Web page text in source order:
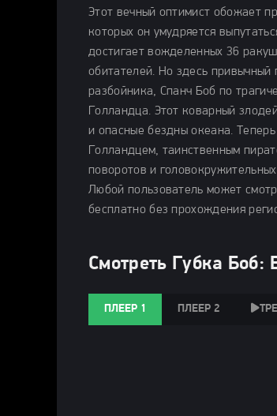
Этот вечный оптимист обожает
которых он умудряется
достигает вожделенных 36
обитателей. Но здесь
разбойника, Спанч Боб по
Голландца. Этот коварный
и опасные бездны океана.
Голландцем, таинственным
поворотов и
Любой пользователь может
бесплатно без прохождения
Смотреть Губка Боб:
ПЛЕЕР 1 ПЛЕЕР 2